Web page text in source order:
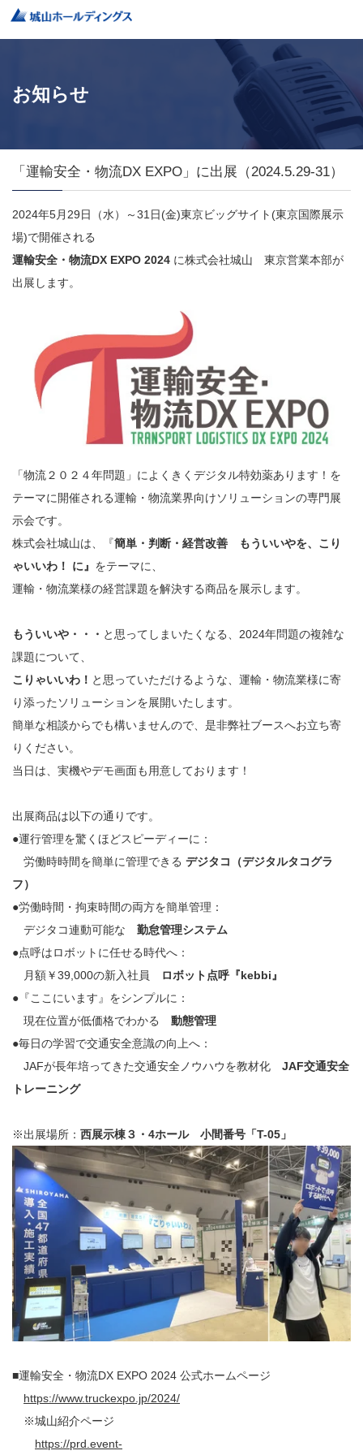
お知らせ
「運輸安全・物流DX EXPO」に出展（2024.5.29-31）
2024年5月29日（水）～31日(金)東京ビッグサイト(東京国際展示
場)で開催される
運輸安全・物流DX EXPO 2024 に株式会社城山 東京営業本部が
出展します。
「物流２０２４年問題」によくきくデジタル特効薬あります！を
テーマに開催される運輸・物流業界向けソリューションの専門展
示会です。
株式会社城山は、
『簡単・判断・経営改善 もういいやを、こり
ゃいいわ ！ に』 をテーマに、
運輸・物流業様の経営課題を解決する商品を展示します。
もういいや・・・ と思ってしまいたくなる、2024年問題の複雑な
課題について、
こりゃいいわ！ と思っていただけるような、運輸・物流業様に寄
り添ったソリューションを展開いたします。
簡単な相談からでも構いませんので、是非弊社ブースへお立ち寄
りください。
当日は、実機やデモ画面も用意しております！
出展商品は以下の通りです。
●運行管理を驚くほどスピーディーに：
労働時時間を簡単に管理できる デジタコ（デジタルタコグラ
フ）
●労働時間・拘束時間の両方を簡単管理：
デジタコ連動可能な 勤怠管理システム
●点呼はロボットに任せる時代へ：
月額￥39,000の新入社員
ロボット点呼『kebbi』
●『ここにいます』をシンプルに：
現在位置が低価格でわかる 動態管理
●毎日の学習で交通安全意識の向上へ：
JAFが長年培ってきた交通安全ノウハウを教材化 JAF交通安全
トレーニング
※出展場所： 西展示棟３・4ホール 小間番号「T-05」
■運輸安全・物流DX EXPO 2024 公式ホームページ
https://www.truckexpo.jp/2024/
※城山紹介ページ
https://prd.event-